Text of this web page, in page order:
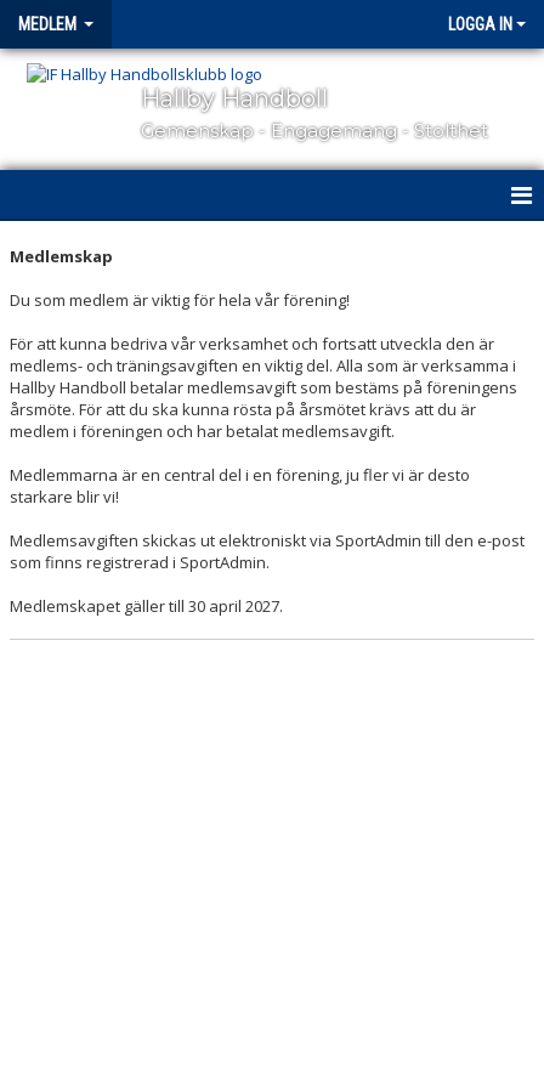
MEDLEM LOGGA IN
Hallby Handboll
Gemenskap - Engagemang - Stolthet
AVGIFTER
FRITIDSKORTET
FÖRSÄKRING
Medlemskap
Du som medlem är viktig för hela vår förening!
För att kunna bedriva vår verksamhet och fortsatt utveckla den är
medlems- och träningsavgiften en viktig del. Alla som är verksamma i
Hallby Handboll betalar medlemsavgift som bestäms på föreningens
årsmöte. För att du ska kunna rösta på årsmötet krävs att du är
medlem i föreningen och har betalat medlemsavgift.
Medlemmarna är en central del i en förening, ju fler vi är desto
starkare blir vi!
Medlemsavgiften skickas ut elektroniskt via SportAdmin till den e-post
som finns registrerad i SportAdmin.
Medlemskapet gäller till 30 april 2027.